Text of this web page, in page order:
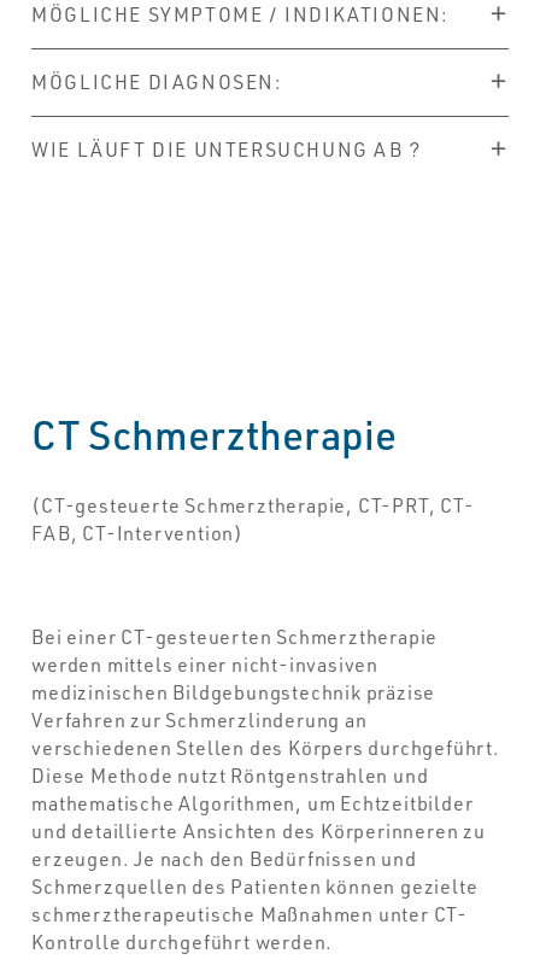
MÖGLICHE SYMPTOME / INDIKATIONEN:
MÖGLICHE DIAGNOSEN:
WIE LÄUFT DIE UNTERSUCHUNG AB ?
CT Schmerztherapie
(CT-gesteuerte Schmerztherapie, CT-PRT, CT-
FAB, CT-Intervention)
Bei einer CT-gesteuerten Schmerztherapie
werden mittels einer nicht-invasiven
medizinischen Bildgebungstechnik präzise
Verfahren zur Schmerzlinderung an
verschiedenen Stellen des Körpers durchgeführt.
Diese Methode nutzt Röntgenstrahlen und
mathematische Algorithmen, um Echtzeitbilder
und detaillierte Ansichten des Körperinneren zu
erzeugen. Je nach den Bedürfnissen und
Schmerzquellen des Patienten können gezielte
schmerztherapeutische Maßnahmen unter CT-
Kontrolle durchgeführt werden.